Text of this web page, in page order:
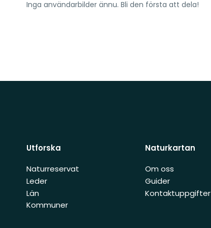
Inga användarbilder ännu. Bli den första att dela!
Utforska
Naturreservat
Leder
Län
Kommuner
Naturkartan
Om oss
Guider
Kontaktuppgifter